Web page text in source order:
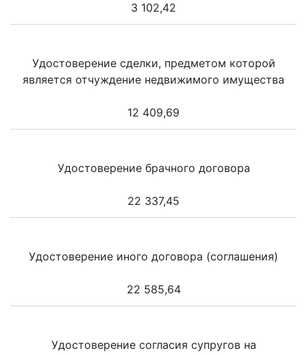
3 102,42
Удостоверение сделки, предметом которой
является отчуждение недвижимого имущества
12 409,69
Удостоверение брачного договора
22 337,45
Удостоверение иного договора (соглашения)
22 585,64
Удостоверение согласия супругов на